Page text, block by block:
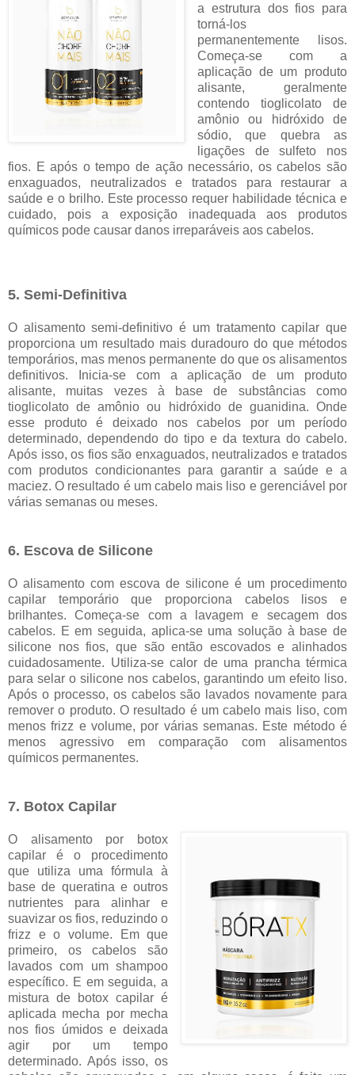
a estrutura dos fios para
torná-los
permanentemente lisos.
Começa-se com a
aplicação de um produto
alisante, geralmente
contendo tioglicolato de
amônio ou hidróxido de
sódio, que quebra as
ligações de sulfeto nos
fios. E após o tempo de ação necessário, os cabelos são
enxaguados, neutralizados e tratados para restaurar a
saúde e o brilho. Este processo requer habilidade técnica e
cuidado, pois a exposição inadequada aos produtos
químicos pode causar danos irreparáveis aos cabelos.
5. Semi-Definitiva
O alisamento semi-definitivo é um tratamento capilar que
proporciona um resultado mais duradouro do que métodos
temporários, mas menos permanente do que os alisamentos
definitivos. Inicia-se com a aplicação de um produto
alisante, muitas vezes à base de substâncias como
tioglicolato de amônio ou hidróxido de guanidina. Onde
esse produto é deixado nos cabelos por um período
determinado, dependendo do tipo e da textura do cabelo.
Após isso, os fios são enxaguados, neutralizados e tratados
com produtos condicionantes para garantir a saúde e a
maciez. O resultado é um cabelo mais liso e gerenciável por
várias semanas ou meses.
6. Escova de Silicone
O alisamento com escova de silicone é um procedimento
capilar temporário que proporciona cabelos lisos e
brilhantes. Começa-se com a lavagem e secagem dos
cabelos. E em seguida, aplica-se uma solução à base de
silicone nos fios, que são então escovados e alinhados
cuidadosamente. Utiliza-se calor de uma prancha térmica
para selar o silicone nos cabelos, garantindo um efeito liso.
Após o processo, os cabelos são lavados novamente para
remover o produto. O resultado é um cabelo mais liso, com
menos frizz e volume, por várias semanas. Este método é
menos agressivo em comparação com alisamentos
químicos permanentes.
7. Botox Capilar
O alisamento por botox
capilar é o procedimento
que utiliza uma fórmula à
base de queratina e outros
nutrientes para alinhar e
suavizar os fios, reduzindo o
frizz e o volume. Em que
primeiro, os cabelos são
lavados com um shampoo
específico. E em seguida, a
mistura de botox capilar é
aplicada mecha por mecha
nos fios úmidos e deixada
agir por um tempo
determinado. Após isso, os